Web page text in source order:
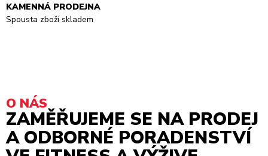
KAMENNÁ PRODEJNA
Spousta zboží skladem
O NÁS
ZAMĚŘUJEME SE NA PRODEJ
A ODBORNÉ PORADENSTVÍ